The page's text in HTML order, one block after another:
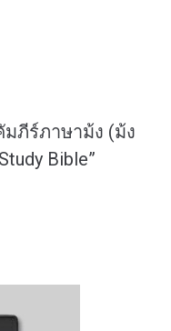
ภีร์ภาษาม้ง (ม้ง
Bible”